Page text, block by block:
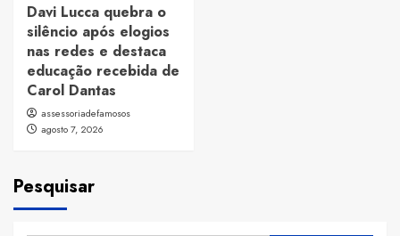
Davi Lucca quebra o
silêncio após elogios
nas redes e destaca
educação recebida de
Carol Dantas
assessoriadefamosos
agosto 7, 2026
Pesquisar